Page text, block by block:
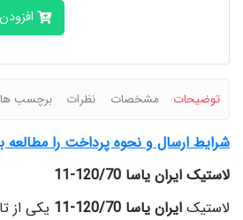
توضیحات مشخصات نظرات برچسب ها
شرایط ارسال و نحوه پرداخت را مطالعه
لاستیک ایران یاسا 120/70-11
لاستیک ایران یاسا 120/70-11
یکی از